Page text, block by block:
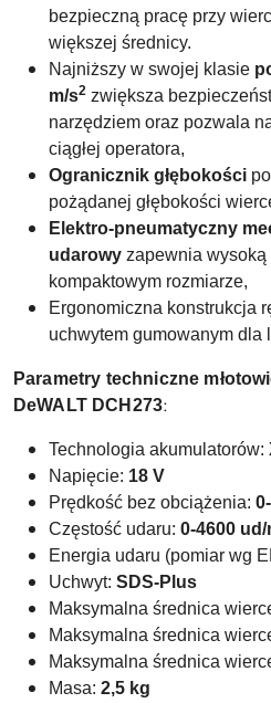
bezpieczną pracę przy
większej średnicy.
Najniższy w swojej klasie
m/s2 zwiększa
narzędziem oraz pozwala
ciągłej operatora,
Ogranicznik głębokości
pożądanej głębokości
Elektro-pneumatyczny
udarowy zapewnia
kompaktowym rozmiarze,
Ergonomiczna konstrukcja
uchwytem gumowanym dla
Parametry techniczne
DeWALT DCH273:
Technologia akumulatorów:
Napięcie: 18 V
Prędkość bez obciążenia:
Częstość udaru: 0-4600 ud/
Energia udaru (pomiar wg
Uchwyt: SDS-Plus
Maksymalna średnica
Maksymalna średnica
Maksymalna średnica
Masa: 2,5 kg